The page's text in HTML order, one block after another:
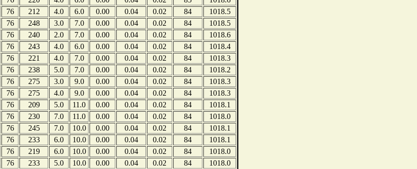
76 212 4.0 6.0 0.00 0.04 0.02 84
1018.5
76 248 3.0 7.0 0.00 0.04 0.02 84
1018.5
76 240 2.0 7.0 0.00 0.04 0.02 84
1018.6
76 243 4.0 6.0 0.00 0.04 0.02 84
1018.4
76 221 4.0 7.0 0.00 0.04 0.02 84
1018.3
76 238 5.0 7.0 0.00 0.04 0.02 84
1018.2
76 275 3.0 9.0 0.00 0.04 0.02 84
1018.3
76 275 4.0 9.0 0.00 0.04 0.02 84
1018.3
76 209 5.0 11.0 0.00 0.04 0.02 84
1018.1
76 230 7.0 11.0 0.00 0.04 0.02 84
1018.0
76 245 7.0 10.0 0.00 0.04 0.02 84
1018.1
76 233 6.0 10.0 0.00 0.04 0.02 84
1018.1
76 219 6.0 10.0 0.00 0.04 0.02 84
1018.0
76 233 5.0 10.0 0.00 0.04 0.02 84
1018.0